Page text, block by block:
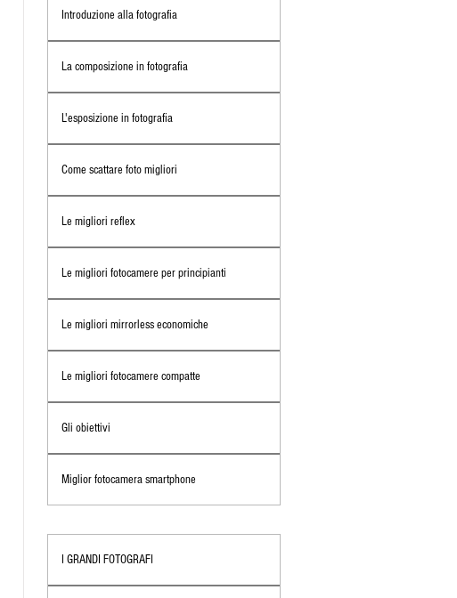
I GRANDI FOTOGRAFI
Introduzione alla fotografia
La composizione in fotografia
L'esposizione in fotografia
Come scattare foto migliori
Le migliori reflex
Le migliori fotocamere per principianti
Le migliori mirrorless economiche
Le migliori fotocamere compatte
Gli obiettivi
Miglior fotocamera smartphone